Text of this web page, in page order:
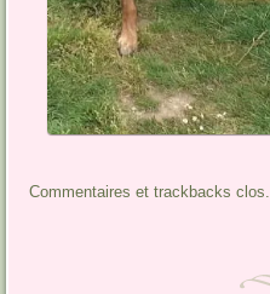
Commentaires et trackbacks clos.